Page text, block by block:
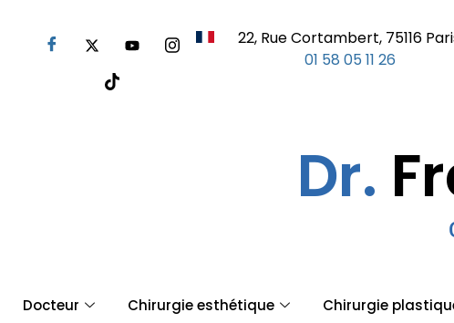
22, Rue Cortambert, 75116
01 58 05 11 26
Dr.
Docteur Chirurgie esthétique Chirurgie